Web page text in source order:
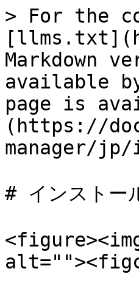
> For the
Markdown
available
page is
(https://
manager/
# インストー